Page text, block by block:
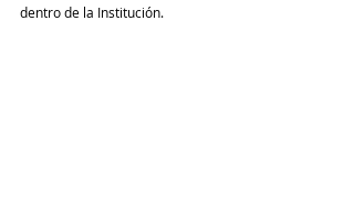
dentro de la Institución.